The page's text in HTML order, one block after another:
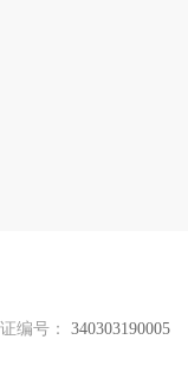
编号： 340303190005